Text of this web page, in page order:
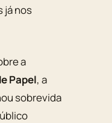
já nos
a
Papel, a
sobrevida